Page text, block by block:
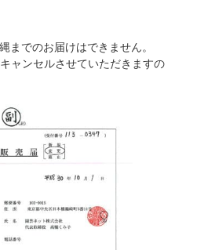
でのお届けはできません。
ャンセルさせていただきますの